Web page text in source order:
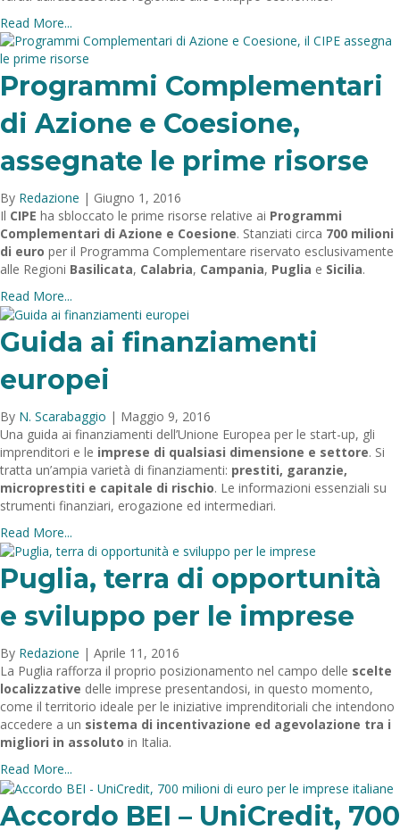
Read More...
Programmi Complementari
di Azione e Coesione,
assegnate le prime risorse
By Redazione | Giugno 1, 2016
Il CIPE ha sbloccato le prime risorse relative ai Programmi
Complementari di Azione e Coesione. Stanziati circa 700 milioni
di euro per il Programma Complementare riservato esclusivamente
alle Regioni Basilicata, Calabria, Campania, Puglia e Sicilia.
Read More...
Guida ai finanziamenti
europei
By N. Scarabaggio | Maggio 9, 2016
Una guida ai finanziamenti dell’Unione Europea per le start-up, gli
imprenditori e le imprese di qualsiasi dimensione e settore. Si
tratta un’ampia varietà di finanziamenti: prestiti, garanzie,
microprestiti e capitale di rischio. Le informazioni essenziali su
strumenti finanziari, erogazione ed intermediari.
Read More...
Puglia, terra di opportunità
e sviluppo per le imprese
By Redazione | Aprile 11, 2016
La Puglia rafforza il proprio posizionamento nel campo delle scelte
localizzative delle imprese presentandosi, in questo momento,
come il territorio ideale per le iniziative imprenditoriali che intendono
accedere a un sistema di incentivazione ed agevolazione tra i
migliori in assoluto in Italia.
Read More...
Accordo BEI – UniCredit, 700